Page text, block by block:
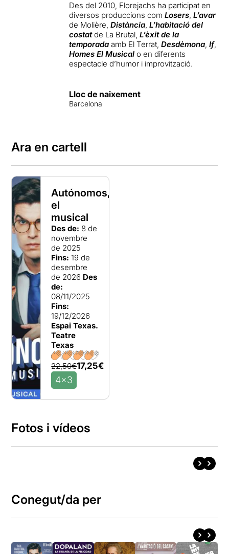
Des del 2010, Florejachs ha participat en
diversos produccions comLosers,L’avar
de Molière,Distància,L’habitació del
costatde La Brutal, L’èxit de la
temporada amb El Terrat,Desdèmona,If,
Homes El Musical o en diferents
espectacle d’humor i improvització.
Lloc de naixement
Barcelona
Ara en cartell
Autónomos,
el
musical
Des de: 8 de
novembre
de 2025
Fins: 19 de
desembre
de 2026 Des
de:
08/11/2025
Fins:
19/12/2026
Espai Texas.
Teatre
Texas
22,50€17,25€
4x3
Fotos i vídeos
Conegut/da per